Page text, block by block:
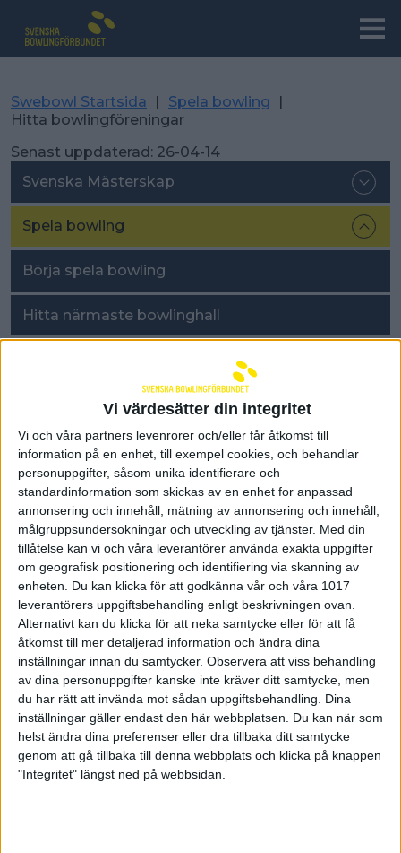
Vi värdesätter din integritet
Vi och våra partners levenrorer och/eller får åtkomst till
information på en enhet, till exempel cookies, och behandlar
personuppgifter, såsom unika identifierare och
standardinformation som skickas av en enhet for anpassad
annonsering och innehåll, mätning av annonsering och innehåll,
målgruppsundersokningar och utveckling av tjänster. Med din
tillåtelse kan vi och våra leverantörer använda exakta uppgifter
om geografisk positionering och identifiering via skanning av
enheten. Du kan klicka för att godkänna vår och våra 1017
leverantörers uppgiftsbehandling enligt beskrivningen ovan.
Alternativt kan du klicka för att neka samtycke eller för att få
åtkomst till mer detaljerad information och ändra dina
inställningar innan du samtycker. Observera att viss behandling
av dina personuppgifter kanske inte kräver ditt samtycke, men
du har rätt att invända mot sådan uppgiftsbehandling. Dina
inställningar gäller endast den här webbplatsen. Du kan när som
helst ändra dina preferenser eller dra tillbaka ditt samtycke
genom att gå tillbaka till denna webbplats och klicka på knappen
"Integritet" längst ned på webbsidan.
Svenska Mästerskap
Spela bowling
Börja spela bowling
Hitta närmaste bowlinghall
Tävlingar
SBHF
Swebowl Startsida | Spela bowling
|
Hitta bowlingföreningar
Senast uppdaterad: 26-04-14
Sponsorer och samarbetspartners